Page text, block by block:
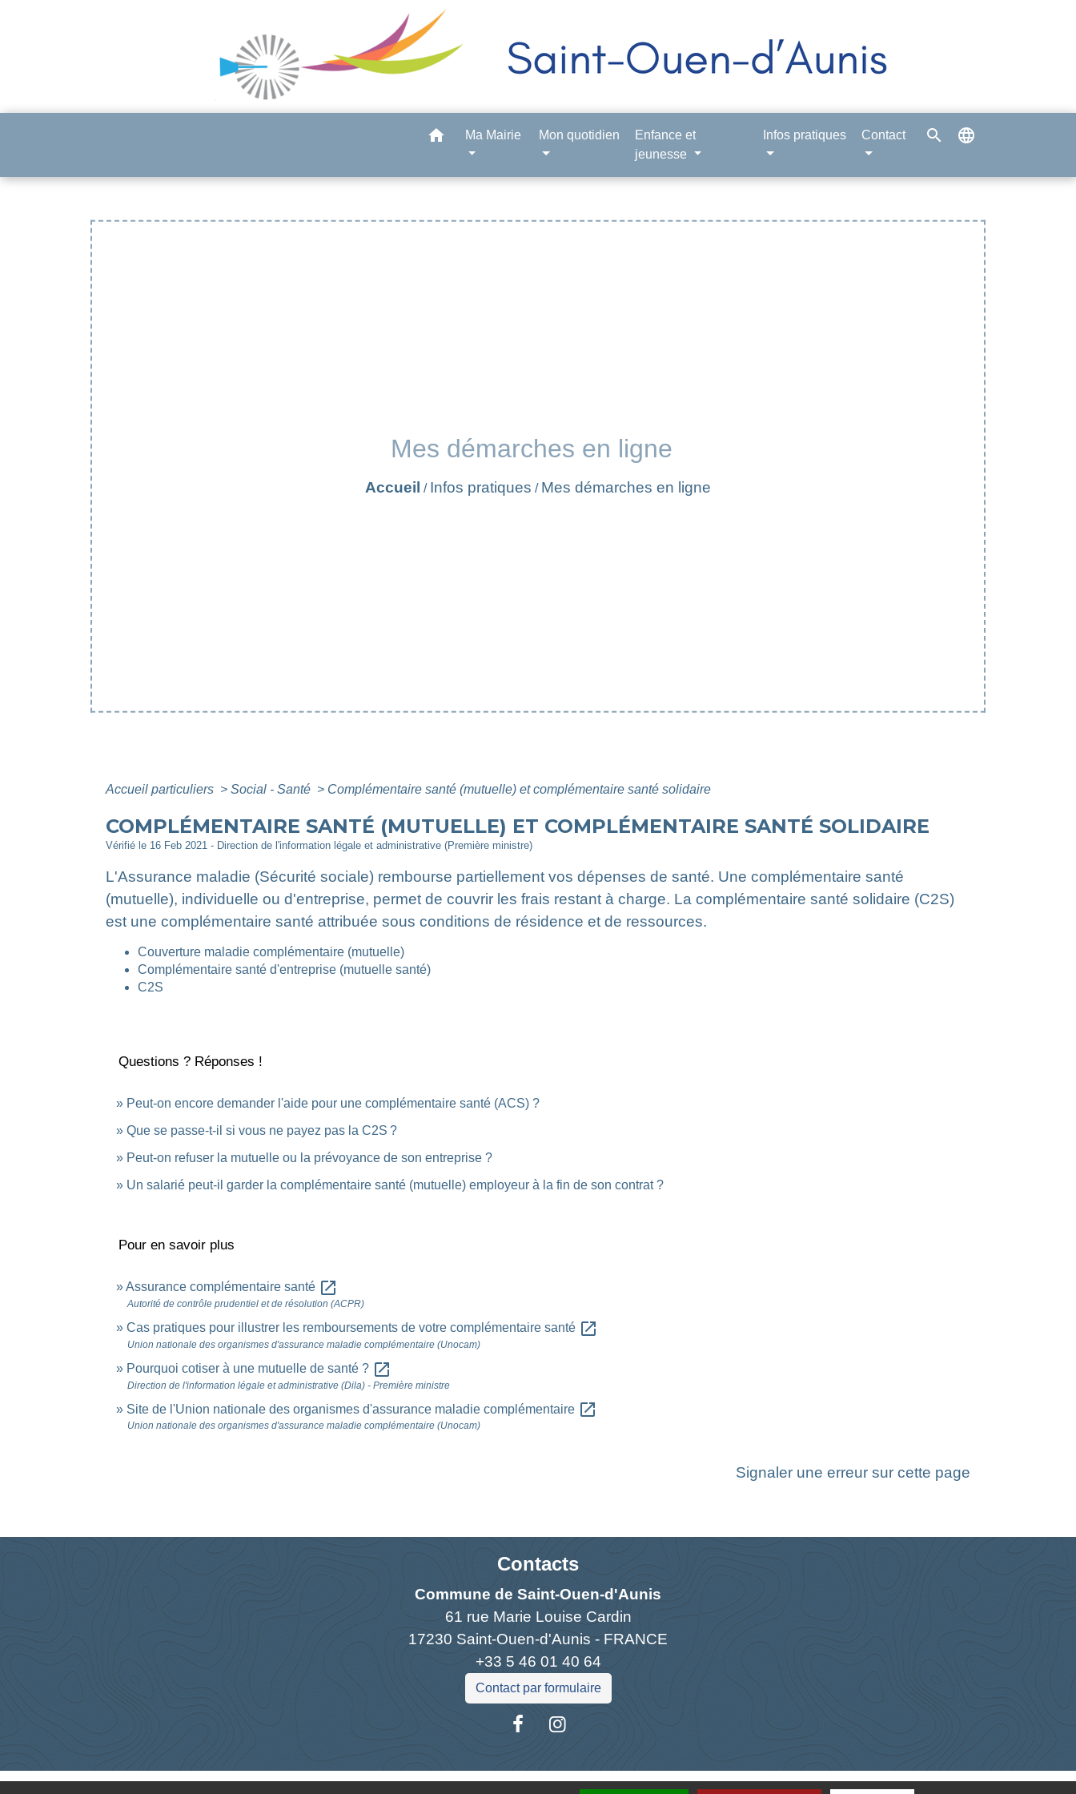
home Ma Mairie Mon quotidien
Enfance et
jeunesse
Infos pratiques Contact search language
Mes démarches en ligne
Accueil / Infos pratiques / Mes démarches en ligne
Accueil particuliers > Social - Santé > Complémentaire santé (mutuelle) et complémentaire santé solidaire
COMPLÉMENTAIRE SANTÉ (MUTUELLE) ET COMPLÉMENTAIRE SANTÉ SOLIDAIRE
Vérifié le 16 Feb 2021 - Direction de l'information légale et administrative (Première ministre)
L'Assurance maladie (Sécurité sociale) rembourse partiellement vos dépenses de santé. Une complémentaire santé
(mutuelle), individuelle ou d'entreprise, permet de couvrir les frais restant à charge. La complémentaire santé solidaire (C2S)
est une complémentaire santé attribuée sous conditions de résidence et de ressources.
Couverture maladie complémentaire (mutuelle)
Complémentaire santé d'entreprise (mutuelle santé)
C2S
Questions ? Réponses !
Peut-on encore demander l'aide pour une complémentaire santé (ACS) ?
Que se passe-t-il si vous ne payez pas la C2S ?
Peut-on refuser la mutuelle ou la prévoyance de son entreprise ?
Un salarié peut-il garder la complémentaire santé (mutuelle) employeur à la fin de son contrat ?
Pour en savoir plus
Assurance complémentaire santé open_in_new
Autorité de contrôle prudentiel et de résolution (ACPR)
Cas pratiques pour illustrer les remboursements de votre complémentaire santé open_in_new
Union nationale des organismes d'assurance maladie complémentaire (Unocam)
Pourquoi cotiser à une mutuelle de santé ? open_in_new
Direction de l'information légale et administrative (Dila) - Première ministre
Site de l'Union nationale des organismes d'assurance maladie complémentaire open_in_new
Union nationale des organismes d'assurance maladie complémentaire (Unocam)
Signaler une erreur sur cette page
Contacts
Commune de Saint-Ouen-d'Aunis
61 rue Marie Louise Cardin
17230 Saint-Ouen-d'Aunis - FRANCE
+33 5 46 01 40 64
Contact par formulaire